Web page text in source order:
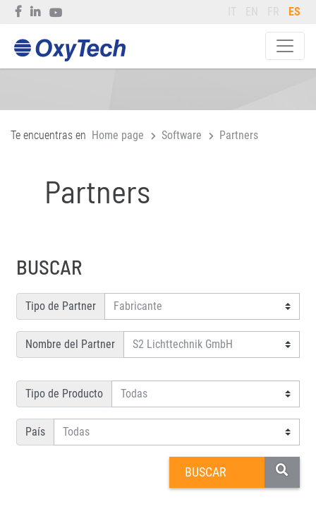
IT EN FR ES
Te encuentras en Home page Software Partners
Partners
BUSCAR
Tipo de Partner
Nombre del Partner
Tipo de Producto
País